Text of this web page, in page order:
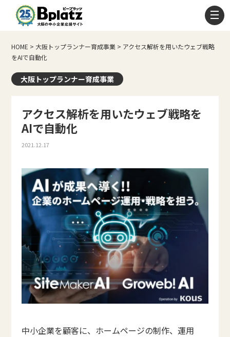
HOME > ⼤阪トップランナー育成事業 > アクセス解析を用いたウェブ戦略
をAIで自動化
⼤阪トップランナー育成事業
アクセス解析を用いたウェブ戦略を
AIで自動化
2021.12.17
中小企業を顧客に、ホームページの制作、運用